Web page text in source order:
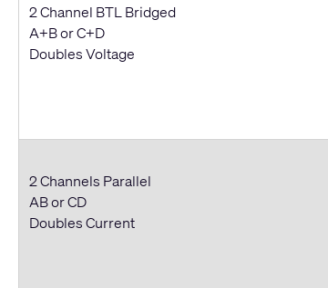
2 Channel BTL Bridged
A+B or C+D
Doubles Voltage
2 Channels Parallel
AB or CD
Doubles Current